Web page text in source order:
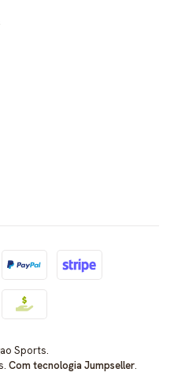
Sports.
Com tecnologia Jumpseller.